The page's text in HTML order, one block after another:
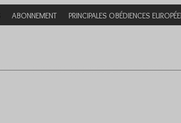
ABONNEMENT PRINCIPALES OBÉDIENCES